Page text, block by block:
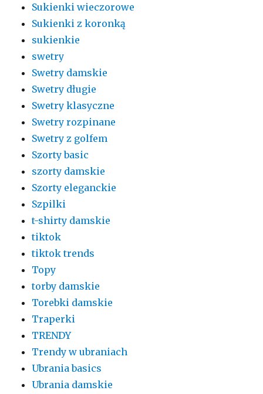
Sukienki wieczorowe
Sukienki z koronką
sukienkie
swetry
Swetry damskie
Swetry długie
Swetry klasyczne
Swetry rozpinane
Swetry z golfem
Szorty basic
szorty damskie
Szorty eleganckie
Szpilki
t-shirty damskie
tiktok
tiktok trends
Topy
torby damskie
Torebki damskie
Traperki
TRENDY
Trendy w ubraniach
Ubrania basics
Ubrania damskie